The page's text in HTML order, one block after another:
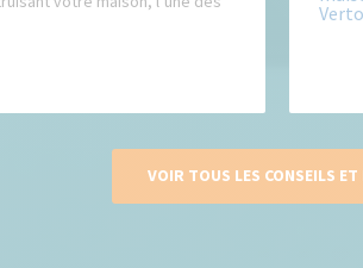
VOIR TOUS LES CONSEILS ET